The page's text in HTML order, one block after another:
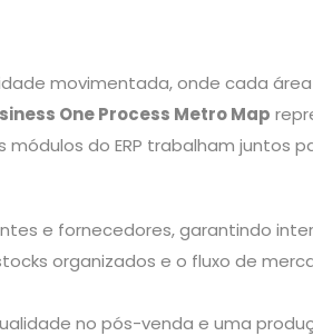
movimentada, onde cada
One Process Metro Map
do ERP trabalham juntos
e fornecedores, garantindo
organizados e o fluxo de
no pós-venda e uma